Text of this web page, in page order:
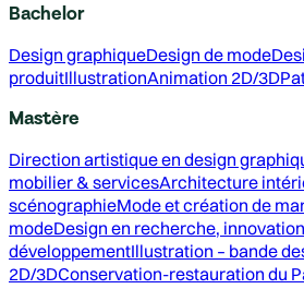
Bachelor
Design graphiqueDesign de mode
produitIllustrationAnimation 2D/3D
Mastère
Direction artistique en design
mobilier & servicesArchitecture
scénographieMode et création de
modeDesign en recherche,
développementIllustration – bande
2D/3DConservation-restauration du